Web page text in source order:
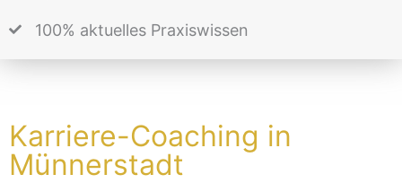
100% aktuelles Praxiswissen
Karriere-Coaching in
Münnerstadt